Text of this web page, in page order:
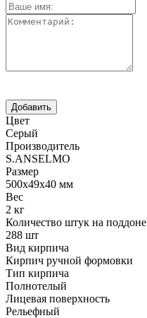
Цвет
Серый
Производитель
S.ANSELMO
Размер
500х49х40 мм
Вес
2 кг
Количество штук на поддоне
288 шт
Вид кирпича
Кирпич ручной формовки
Тип кирпича
Полнотелый
Лицевая поверхность
Рельефный